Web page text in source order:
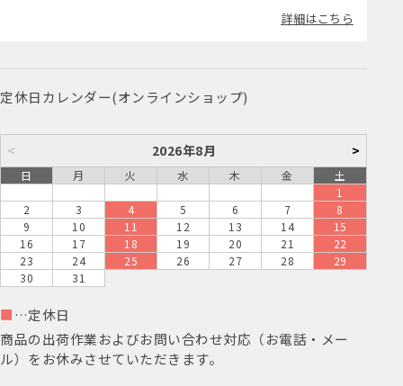
詳細はこちら
定休日カレンダー(オンラインショップ)
< 2026年8月 >
日 月 火 水 木 金
土
1
2
3 4 5 6 7
8
9
10 11 12 13 14
15
16
17 18 19 20 21
22
23
24 25 26 27 28
29
30
31
■ …定休日
商品の出荷作業およびお問い合わせ対応（お電話・メー
ル）をお休みさせていただきます。